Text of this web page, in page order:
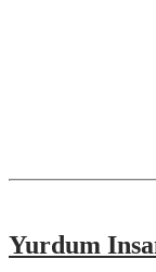
Yurdum